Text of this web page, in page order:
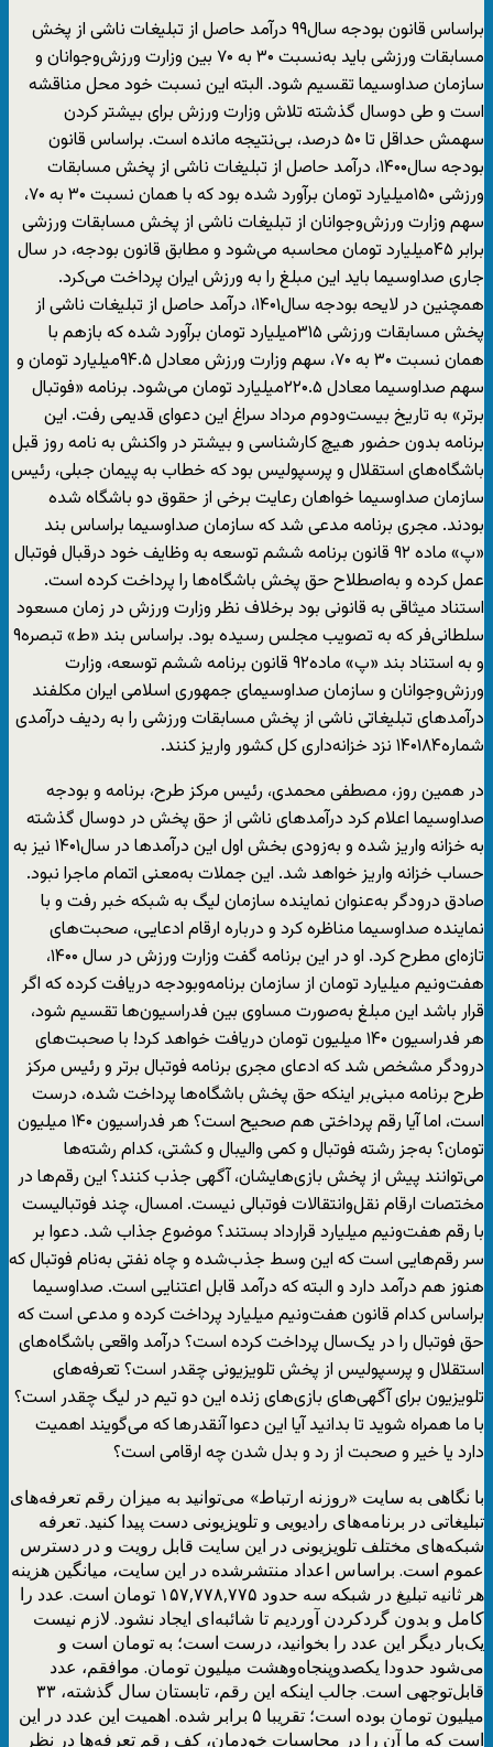
براساس قانون بودجه سال۹۹ درآمد حاصل از تبلیغات ناشی از پخش
مسابقات ورزشی باید به‌نسبت ۳۰ به ۷۰ بین وزارت ورزش‌وجوانان و
سازمان صداوسیما تقسیم شود. البته این نسبت خود محل مناقشه
است و طی دوسال گذشته تلاش وزارت ورزش برای بیشتر کردن
سهمش حداقل تا ۵۰ درصد، بی‌نتیجه مانده است. براساس قانون
بودجه سال۱۴۰۰، درآمد حاصل از تبلیغات ناشی از پخش مسابقات
ورزشی ۱۵۰میلیارد تومان برآورد شده بود که با همان نسبت ۳۰ به ۷۰،
سهم وزارت ورزش‌وجوانان از تبلیغات ناشی از پخش مسابقات ورزشی
برابر ۴۵میلیارد تومان محاسبه می‌شود و مطابق قانون بودجه، در سال
جاری صداوسیما باید این مبلغ را به ورزش ایران پرداخت می‌کرد.
همچنین در لایحه بودجه سال۱۴۰۱، درآمد حاصل از تبلیغات ناشی از
پخش مسابقات ورزشی ۳۱۵میلیارد تومان برآورد شده که بازهم با
همان نسبت ۳۰ به ۷۰، سهم وزارت ورزش معادل ۹۴.۵میلیارد تومان و
سهم صداوسیما معادل ۲۲۰.۵میلیارد تومان می‌شود. برنامه «فوتبال
برتر» به تاریخ بیست‌ودوم مرداد سراغ این دعوای قدیمی رفت. این
برنامه بدون حضور هیچ کارشناسی و بیشتر در واکنش به نامه روز قبل
باشگاه‌های استقلال و پرسپولیس بود که خطاب به پیمان جبلی، رئیس
سازمان صداوسیما خواهان رعایت برخی از حقوق دو باشگاه شده
بودند. مجری برنامه مدعی شد که سازمان صداوسیما براساس بند
«پ» ماده ۹۲ قانون برنامه ششم توسعه به وظایف خود درقبال فوتبال
عمل کرده و به‌اصطلاح حق پخش باشگاه‌ها را پرداخت کرده است.
استناد میثاقی به قانونی بود برخلاف نظر وزارت ورزش در زمان مسعود
سلطانی‌فر که به تصویب مجلس رسیده بود. براساس بند «ط» تبصره۹
و به استناد بند «پ» ماده۹۲ قانون برنامه ششم توسعه، وزارت
ورزش‌وجوانان و سازمان صداوسیمای جمهوری اسلامی ایران مکلفند
درآمد‌های تبلیغاتی ناشی از پخش مسابقات ورزشی را به ردیف درآمدی
شماره۱۴۰۱۸۴ نزد خزانه‌داری کل کشور واریز کنند.
در همین روز، مصطفی محمدی، رئیس مرکز طرح، برنامه و بودجه
صداوسیما اعلام کرد درآمد‌های ناشی از حق پخش در دوسال گذشته
به خزانه واریز شده و به‌زودی بخش اول این درآمد‌ها در سال۱۴۰۱ نیز به
حساب خزانه واریز خواهد شد. این جملات به‌معنی اتمام ماجرا نبود.
صادق درودگر به‌عنوان نماینده سازمان لیگ به شبکه خبر رفت و با
نماینده صداوسیما مناظره کرد و درباره ارقام ادعایی، صحبت‌های
تازه‌ای مطرح کرد. او در این برنامه گفت وزارت ورزش در سال ۱۴۰۰،
هفت‌ونیم میلیارد تومان از سازمان برنامه‌وبودجه دریافت کرده که اگر
قرار باشد این مبلغ به‌صورت مساوی بین فدراسیون‌ها تقسیم شود،
هر فدراسیون ۱۴۰ میلیون تومان دریافت خواهد کرد! با صحبت‌های
درودگر مشخص شد که ادعای مجری برنامه فوتبال برتر و رئیس مرکز
طرح برنامه مبنی‌بر اینکه حق پخش باشگاه‌ها پرداخت شده، درست
است، اما آیا رقم پرداختی هم صحیح است؟ هر فدراسیون ۱۴۰ میلیون
تومان؟ به‌جز رشته فوتبال و کمی والیبال و کشتی، کدام رشته‌ها
می‌توانند پیش از پخش بازی‌هایشان، آگهی جذب کنند؟ این رقم‌ها در
مختصات ارقام نقل‌وانتقالات فوتبالی نیست. امسال، چند فوتبالیست
با رقم هفت‌ونیم میلیارد قرارداد بستند؟ موضوع جذاب شد. دعوا بر
سر رقم‌هایی است که این وسط جذب‌شده و چاه نفتی به‌نام فوتبال که
هنوز هم درآمد دارد و البته که درآمد قابل اعتنایی است. صداوسیما
براساس کدام قانون هفت‌ونیم میلیارد پرداخت کرده و مدعی است که
حق فوتبال را در یک‌سال پرداخت کرده است؟ درآمد واقعی باشگاه‌های
استقلال و پرسپولیس از پخش تلویزیونی چقدر است؟ تعرفه‌های
تلویزیون برای آگهی‌های بازی‌های زنده این دو تیم در لیگ چقدر است؟
با ما همراه شوید تا بدانید آیا این دعوا آنقدر‌ها که می‌گویند اهمیت
دارد یا خیر و صحبت از رد و بدل شدن چه ارقامی است؟
با نگاهی به سایت «روزنه ارتباط» می‌توانید به میزان رقم تعرفه‌های
تبلیغاتی در برنامه‌های رادیویی و تلویزیونی دست پیدا کنید. تعرفه
شبکه‌های مختلف تلویزیونی در این سایت قابل رویت و در دسترس
عموم است. براساس اعداد منتشرشده در این سایت، میانگین هزینه
هر ثانیه تبلیغ در شبکه سه حدود ۱۵۷,۷۷۸,۷۷۵ تومان است. عدد را
کامل و بدون گردکردن آوردیم تا شائبه‌ای ایجاد نشود. لازم نیست
یک‌بار دیگر این عدد را بخوانید، درست است؛ به تومان است و
می‌شود حدودا یکصدوپنجاه‌وهشت میلیون تومان. موافقم، عدد
قابل‌توجهی است. جالب اینکه این رقم، تابستان سال گذشته، ۳۳
میلیون تومان بوده است؛ تقریبا ۵ برابر شده. اهمیت این عدد در این
است که ما آن را در محاسبات خودمان، کف رقم تعرفه‌ها در نظر